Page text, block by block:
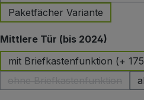
Paketfächer Variante
Mittlere Tür (bis 2024)
mit Briefkastenfunktion (+
(Diese Option ist